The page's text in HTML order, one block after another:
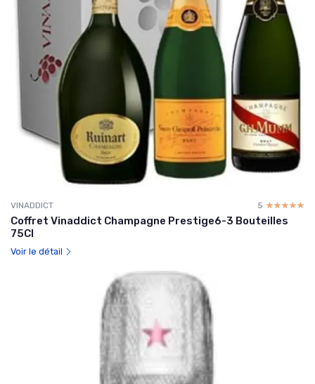
VINADDICT 5 ☆☆☆☆☆
★★★★★
Coffret Vinaddict Champagne Prestige6-3 Bouteilles
75Cl
Voir le détail